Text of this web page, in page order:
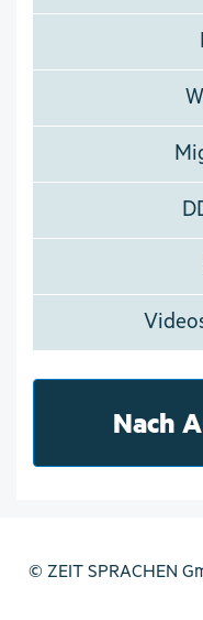
Nach
© ZEIT SPRACHEN